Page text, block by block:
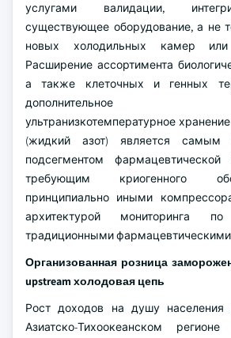
услугами валидации,
существующее оборудование, а не
новых холодильных камер или
Расширение ассортимента
а также клеточных и генных
дополнительное
ультранизкотемпературное хранение
(жидкий азот) является самым
подсегментом
требующим криогенного
принципиально иными
архитектурой мониторинга
традиционными
Организованная розница
upstream холодовая цепь
Рост доходов на душу населения
Азиатско-Тихоокеанском